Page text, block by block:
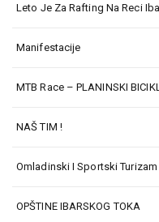
Leto Je Za Rafting Na Reci
Manifestacije
MTB Race – PLANINSKI
NAŠ TIM !
Omladinski I Sportski Turizam
OPŠTINE IBARSKOG TOKA